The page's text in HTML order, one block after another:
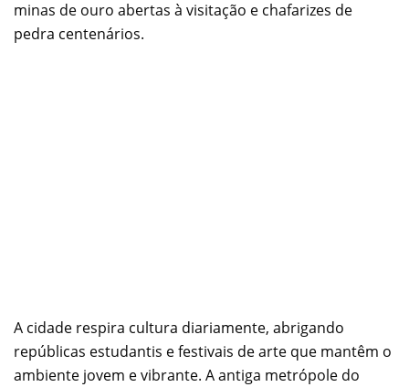
minas de ouro abertas à visitação e chafarizes de
pedra centenários.
A cidade respira cultura diariamente, abrigando
repúblicas estudantis e festivais de arte que mantêm o
ambiente jovem e vibrante. A antiga metrópole do